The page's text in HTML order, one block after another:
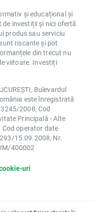
și educațional și
investiții și nici ofertă
produs sau serviciu
riscante și pot
din trecut nu
viitoare. Investiți
Bulevardul
este înregistrată
2008, Cod
Principală - Alte
operator date
15.09.2008, Nr.
400002
uri